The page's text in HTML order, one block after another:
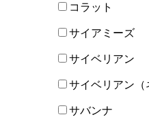
コラット
サイアミーズ
サイベリアン
サイベリアン（
サバンナ